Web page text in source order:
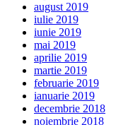
august 2019
iulie 2019
iunie 2019
mai 2019
aprilie 2019
martie 2019
februarie 2019
ianuarie 2019
decembrie 2018
noiembrie 2018